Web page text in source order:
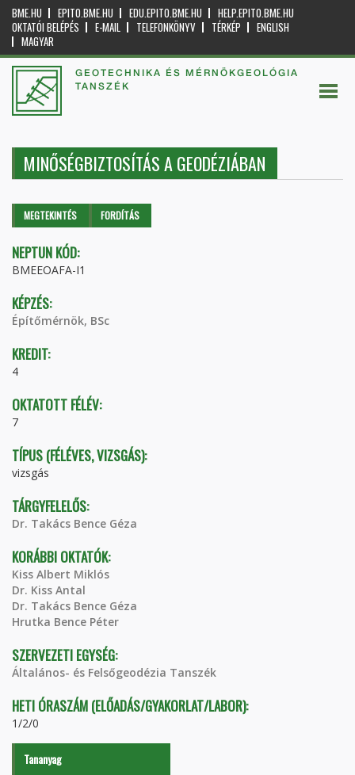
BME.HU EPITO.BME.HU EDU.EPITO.BME.HU
HELP.EPITO.BME.HU
OKTATÓI BELÉPÉS
E-MAIL TELEFONKÖNYV TÉRKÉP
ENGLISH
MAGYAR
GEOTECHNIKA ÉS MÉRNÖKGEOLÓGIA
TANSZÉK
MINŐSÉGBIZTOSÍTÁS A GEODÉZIÁBAN
Elsődleges fülek
MEGTEKINTÉS (AKTÍVFORDÍTÁS
NEPTUN KÓD:
BMEEOAFA-I1
KÉPZÉS:
Építőmérnök, BSc
KREDIT:
4
OKTATOTT FÉLÉV:
7
TÍPUS (FÉLÉVES, VIZSGÁS):
vizsgás
TÁRGYFELELŐS:
Dr. Takács Bence Géza
KORÁBBI OKTATÓK:
Kiss Albert Miklós
Dr. Kiss Antal
Dr. Takács Bence Géza
Hrutka Bence Péter
SZERVEZETI EGYSÉG:
Általános- és Felsőgeodézia Tanszék
HETI ÓRASZÁM (ELŐADÁS/GYAKORLAT/LABOR):
1/2/0
Tananyag